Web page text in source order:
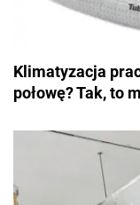
Klimatyzacja
połowę? Tak, to